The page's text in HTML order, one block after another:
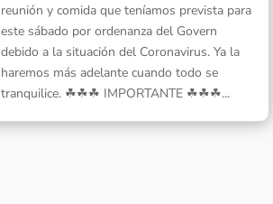
reunión y comida que teníamos prevista para
este sábado por ordenanza del Govern
debido a la situación del Coronavirus. Ya la
haremos más adelante cuando todo se
tranquilice. ☘☘☘ IMPORTANTE ☘☘☘...